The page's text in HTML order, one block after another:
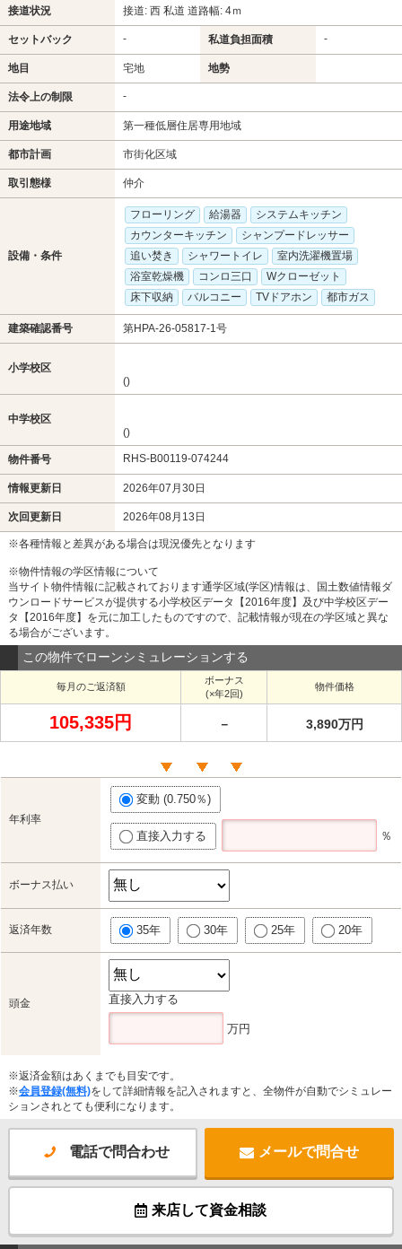
接道状況 接道: 西 私道 道路幅: 4ｍ
セットバック - 私道負担面積 -
地目 宅地 地勢
法令上の制限 -
用途地域 第一種低層住居専用地域
都市計画 市街化区域
取引態様 仲介
設備・条件
フローリング 給湯器
システムキッチン
カウンターキッチン
シャンプードレッサー
追い焚き
シャワートイレ
室内洗濯機置場
浴室乾燥機
コンロ三口
Wクローゼット
床下収納
バルコニー TVドアホン 都市ガス
建築確認番号 第HPA-26-05817-1号
小学校区
()
中学校区
()
物件番号 RHS-B00119-074244
情報更新日 2026年07月30日
次回更新日 2026年08月13日
※各種情報と差異がある場合は現況優先となります
※物件情報の学区情報について
当サイト物件情報に記載されております通学区域(学区)情報は、国土数値情報ダ
ウンロードサービスが提供する小学校区データ【2016年度】及び中学校区デー
タ【2016年度】を元に加工したものですので、記載情報が現在の学区域と異な
る場合がございます。
この物件でローンシミュレーションする
毎月のご返済額
ボーナス
(×年2回)
物件価格
105,335円 － 3,890万円
年利率
変動 (0.750％)
直接入力する ％
ボーナス払い
返済年数 35年 30年 25年 20年
頭金 直接入力する
万円
※返済金額はあくまでも目安です。
※会員登録(無料)をして詳細情報を記入されますと、全物件が自動でシミュレー
ションされとても便利になります。
電話で問合わせ メールで問合せ
来店して資金相談